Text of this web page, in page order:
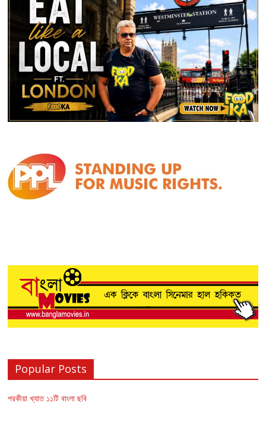
Popular Posts
পরকীয়া খ্যাত ১১টি বাংলা ছবি